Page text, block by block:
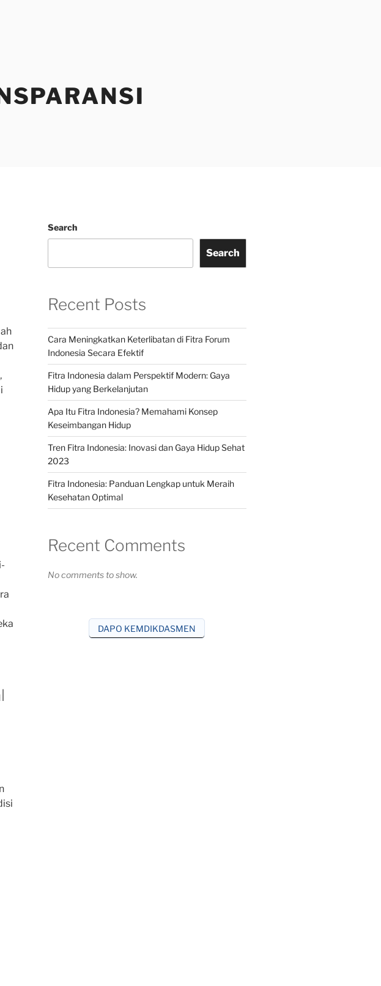
Search
Search
Recent Posts
Cara Meningkatkan Keterlibatan di Fitra Forum
Indonesia Secara Efektif
Fitra Indonesia dalam Perspektif Modern: Gaya
Hidup yang Berkelanjutan
Apa Itu Fitra Indonesia? Memahami Konsep
Keseimbangan Hidup
Tren Fitra Indonesia: Inovasi dan Gaya Hidup Sehat
2023
Fitra Indonesia: Panduan Lengkap untuk Meraih
Kesehatan Optimal
Recent Comments
No comments to show.
DAPO KEMDIKDASMEN